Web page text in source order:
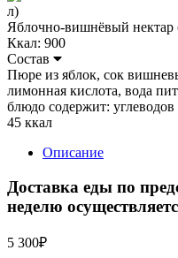
Яблочно-вишнёвый нектар
Ккал: 900
Состав
Пюре из яблок, сок
лимонная кислота, вода
блюдо содержит:
45 ккал
Описание
Доставка еды по
неделю
5 300₽